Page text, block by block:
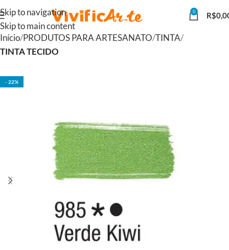
Skip to navigation
Skip to main content
0 R$
Início PRODUTOS PARA ARTESANATO TINTA
TINTA TECIDO
- 22%